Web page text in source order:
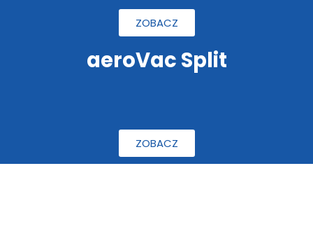
ZOBACZ
aeroVac Split
ZOBACZ